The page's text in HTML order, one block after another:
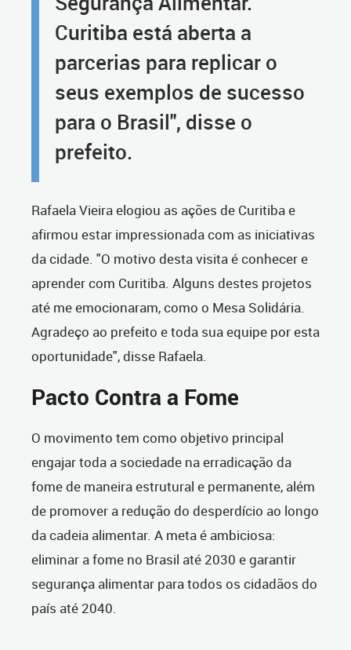
Curitiba está aberta a
parcerias para replicar o
seus exemplos de sucesso
para o Brasil", disse o
prefeito.
Rafaela Vieira elogiou as ações de Curitiba e
afirmou estar impressionada com as iniciativas
da cidade. "O motivo desta visita é conhecer e
aprender com Curitiba. Alguns destes projetos
até me emocionaram, como o Mesa Solidária.
Agradeço ao prefeito e toda sua equipe por esta
oportunidade", disse Rafaela.
Pacto Contra a Fome
O movimento tem como objetivo principal
engajar toda a sociedade na erradicação da
fome de maneira estrutural e permanente, além
de promover a redução do desperdício ao longo
da cadeia alimentar. A meta é ambiciosa:
eliminar a fome no Brasil até 2030 e garantir
segurança alimentar para todos os cidadãos do
país até 2040.